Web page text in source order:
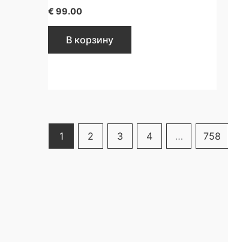
€ 99.00
В корзину
1 2 3 4 … 758